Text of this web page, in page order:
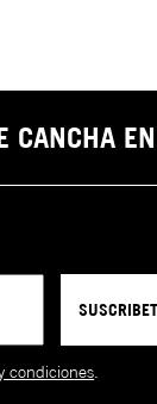
CANCHA
condiciones